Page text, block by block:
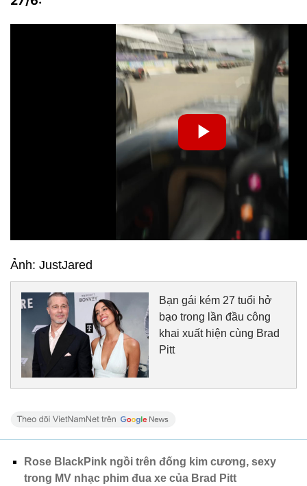
Ảnh: JustJared
Bạn gái kém 27 tuổi hở
bạo trong lần đầu công
khai xuất hiện cùng Brad
Pitt
Rose BlackPink ngồi trên đống kim cương, sexy
trong MV nhạc phim đua xe của Brad Pitt